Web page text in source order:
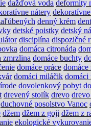
dažďová voda deformity
nátery
denný krém
detské poistky detský
disciplína dispozičné
domáca citronáda
zmrzlina domáce buchty
domáce práce domáce
domáci miláčik domáci
dovolenkový pobyt
drevený stolík drevo
duchovné posolstvo Vanoc
džem džem z goji džem z
ekologické